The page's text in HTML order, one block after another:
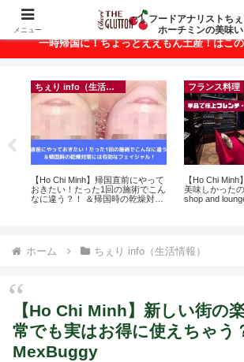
ベトナム・ホーチミンの美味いもんが
一時帰国に！ちょっとええもん土産！はこ
イベント等
inago会は100人突破！実績記録が
結構溜まってきたのでご報告＆引
き続きお仲間募集中♪
【ホーチミン
の爪のおしゃ
とお世話にな
ホーム ちぇり info（生活情報）
【Ho Chi Minh】新しい街の
常でも実はお得に使えちゃう
MexBuggy
メニュー
フードアナリストち
ホーチミンの美味